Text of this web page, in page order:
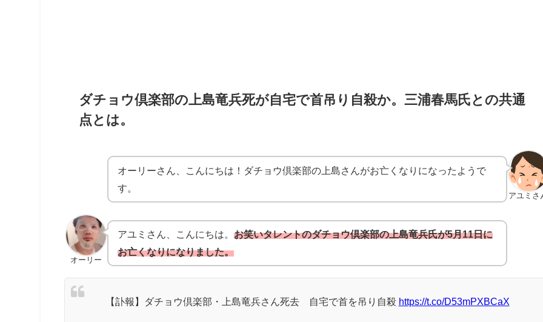
ダチョウ倶楽部の上島竜兵死が自宅で首吊り自殺か。三浦春馬氏との共通
点とは。
アユミさ
オーリーさん、こんにちは！ダチョウ倶楽部の上島さんがお亡くなりになったようで
す。
オーリー
アユミさん、こんにちは。 お笑いタレントのダチョウ倶楽部の上島竜兵氏が5月11日に
お亡くなりになりました。
【訃報】ダチョウ倶楽部・上島竜兵さん死去 自宅で首を吊り自殺 https://t.co/D53mPXBCaX